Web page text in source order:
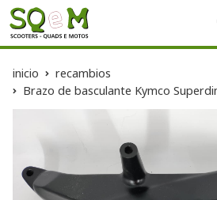
inicio
recambios
Brazo de basculante Kymco